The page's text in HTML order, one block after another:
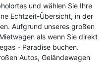
und wählen Sie Ihre
Echtzeit-Übersicht, in der
Aufgrund unseres großen
als wenn Sie direkt
- Paradise buchen.
Autos, Geländewagen